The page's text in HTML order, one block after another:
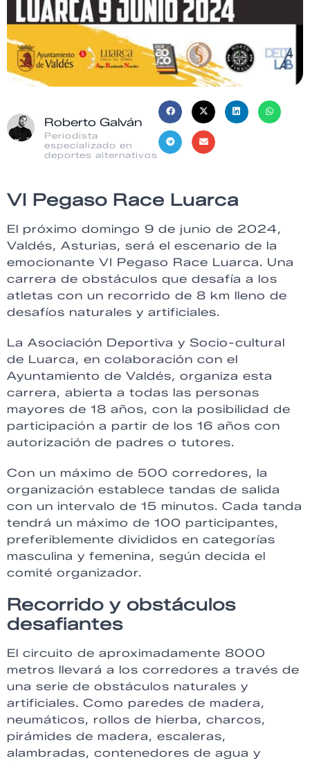
Roberto Galván
Periodista
especializado en
deportes alternativos
VI Pegaso Race Luarca
El próximo domingo 9 de junio de 2024,
Valdés, Asturias, será el escenario de la
emocionante VI Pegaso Race Luarca. Una
carrera de obstáculos que desafía a los
atletas con un recorrido de 8 km lleno de
desafíos naturales y artificiales.
La Asociación Deportiva y Socio-cultural
de Luarca, en colaboración con el
Ayuntamiento de Valdés, organiza esta
carrera, abierta a todas las personas
mayores de 18 años, con la posibilidad de
participación a partir de los 16 años con
autorización de padres o tutores.
Con un máximo de 500 corredores, la
organización establece tandas de salida
con un intervalo de 15 minutos. Cada tanda
tendrá un máximo de 100 participantes,
preferiblemente divididos en categorías
masculina y femenina, según decida el
comité organizador.
Recorrido y obstáculos
desafiantes
El circuito de aproximadamente 8000
metros llevará a los corredores a través de
una serie de obstáculos naturales y
artificiales. Como paredes de madera,
neumáticos, rollos de hierba, charcos,
pirámides de madera, escaleras,
alambradas, contenedores de agua y